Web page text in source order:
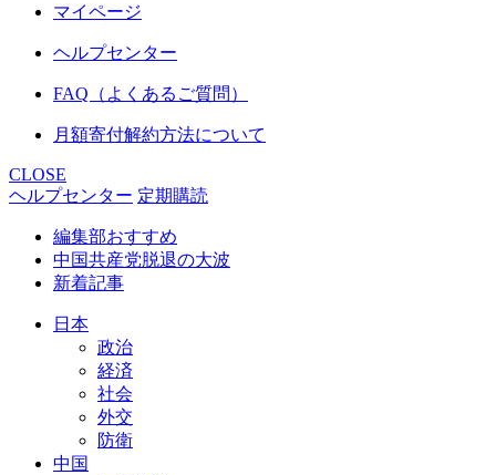
マイページ
ヘルプセンター
FAQ（よくあるご質問）
月額寄付解約方法について
CLOSE
ヘルプセンター 定期購読
編集部おすすめ
中国共産党脱退の大波
新着記事
日本
政治
経済
社会
外交
防衛
中国